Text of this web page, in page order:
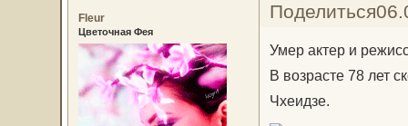
Поделиться
Fleur
Цветочная Фея
Умер актер и
В возрасте 78 лет
Чхеидзе.